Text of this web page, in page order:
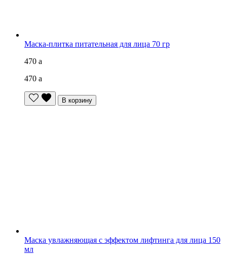
Маска-плитка питательная для лица 70 гр
470 a
470 a
В корзину
Маска увлажняющая с эффектом лифтинга для лица 150
мл